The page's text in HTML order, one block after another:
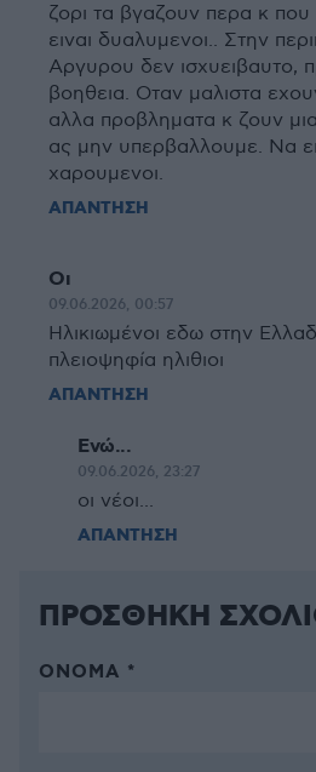
ζορι τα βγαζουν περα κ
ειναι δυαλυμενοι.. Στην
Αργυρου δεν ισχυειβαυτο,
βοηθεια. Οταν μαλιστα
αλλα προβληματα κ ζουν
ας μην υπερβαλλουμε. Να
χαρουμενοι.
ΑΠΑΝΤΗΣΗ
Οι
09.06.2026, 00:57
Ηλικιωμένοι εδω στην
πλειοψηφία ηλιθιοι
ΑΠΑΝΤΗΣΗ
Ενώ...
09.06.2026, 23:27
οι νέοι...
ΑΠΑΝΤΗΣΗ
ΠΡΟΣΘΗΚΗ
ΌΝΟΜΑ *